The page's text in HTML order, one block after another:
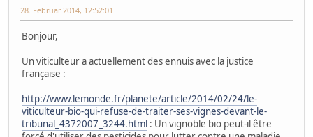
28. Februar 2014, 12:52:01
Bonjour,
Un viticulteur a actuellement des ennuis avec la justice
française :
http://www.lemonde.fr/planete/article/2014/02/24/le-
viticulteur-bio-qui-refuse-de-traiter-ses-vignes-devant-le-
tribunal_4372007_3244.html : Un vignoble bio peut-il être